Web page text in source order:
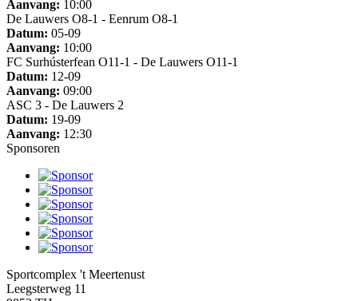
Aanvang: 10:00
De Lauwers O8-1 - Eenrum O8-1
Datum: 05-09
Aanvang: 10:00
FC Surhústerfean O11-1 - De Lauwers O11-1
Datum: 12-09
Aanvang: 09:00
ASC 3 - De Lauwers 2
Datum: 19-09
Aanvang: 12:30
Sponsoren
Sportcomplex 't Meertenust
Leegsterweg 11